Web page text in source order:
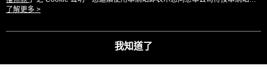
用條款之 Cookie 聲明使用 cookie。
了解更多 >
我知道了